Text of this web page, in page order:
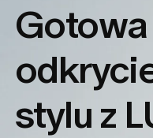
Gotowa
stylu z